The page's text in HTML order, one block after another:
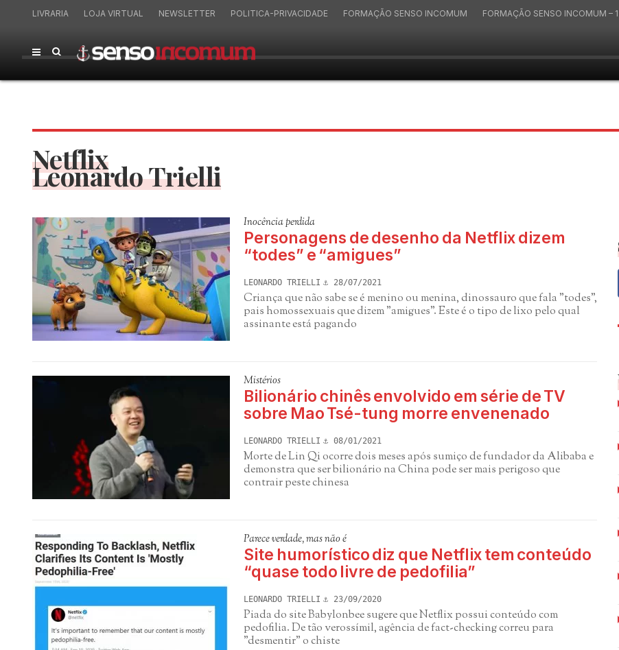
LIVRARIA LOJA VIRTUAL NEWSLETTER POLITICA-PRIVACIDADE FORMAÇÃO SENSO INCOMUM FORMAÇÃO SENSO INCOMUM – 1
Netflix
Leonardo Trielli
Inocência perdida
Personagens de desenho da Netflix dizem
“todes” e “amigues”
LEONARDO TRIELLI 28/07/2021
Criança que não sabe se é menino ou menina, dinossauro que fala "todes",
pais homossexuais que dizem "amigues". Este é o tipo de lixo pelo qual
assinante está pagando
Mistérios
Bilionário chinês envolvido em série de TV
sobre Mao Tsé-tung morre envenenado
LEONARDO TRIELLI 08/01/2021
Morte de Lin Qi ocorre dois meses após sumiço de fundador da Alibaba e
demonstra que ser bilionário na China pode ser mais perigoso que
contrair peste chinesa
Parece verdade, mas não é
Site humorístico diz que Netflix tem conteúdo
“quase todo livre de pedofilia”
LEONARDO TRIELLI 23/09/2020
Piada do site Babylonbee sugere que Netflix possui conteúdo com
pedofilia. De tão verossímil, agência de fact-checking correu para
"desmentir" o chiste